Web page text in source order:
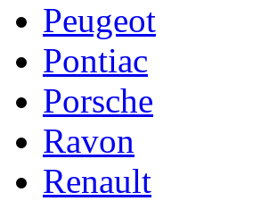
Peugeot
Pontiac
Porsche
Ravon
Renault